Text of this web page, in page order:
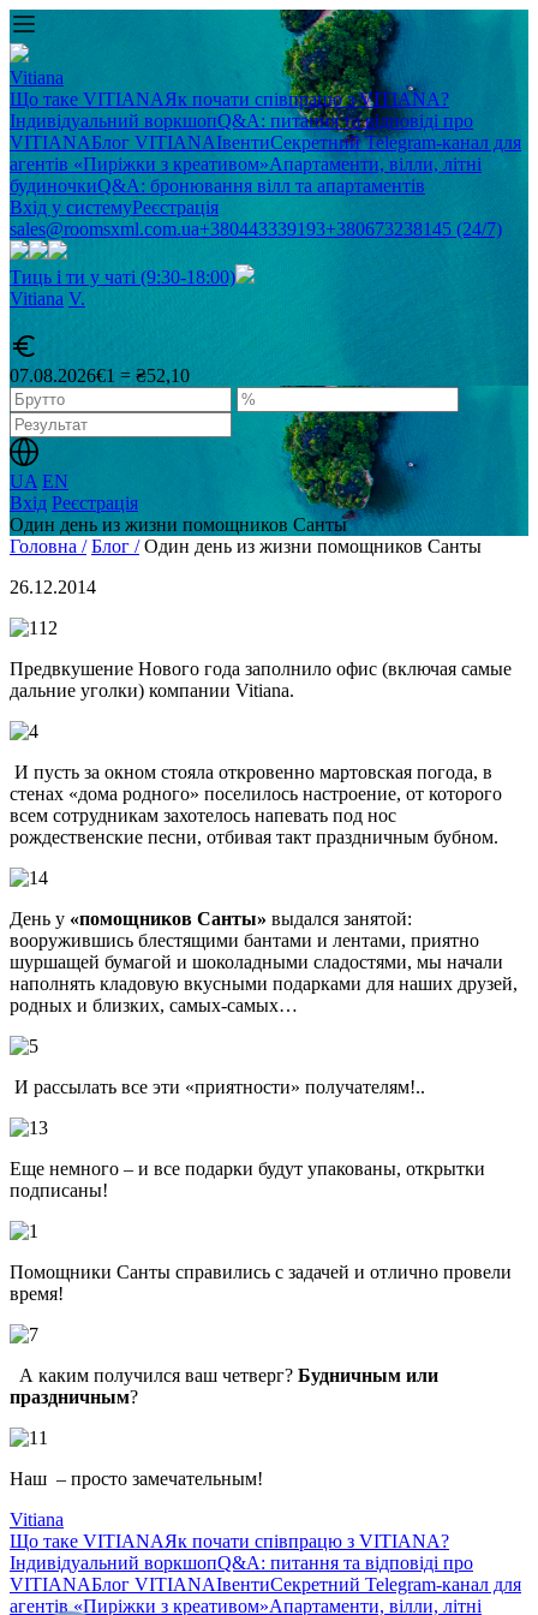
Vitiana
Що таке VITIANAЯк почати співпрацю з VITIANA?
Індивідуальний воркшопQ&A: питання та відповіді про
VITIANAБлог VITIANAІвентиСекретний Telegram-канал для
агентів «Пиріжки з креативом»Апартаменти, вілли, літні
будиночкиQ&A: бронювання вілл та апартаментів
Вхід у системуРеєстрація
sales@roomsxml.com.ua+380443339193+380673238145 (24/7)
Тиць і ти у чаті (9:30-18:00)
Vitiana V.
07.08.2026€1 = ₴52,10
UA EN
Вхід Реєстрація
Один день из жизни помощников Санты
Головна / Блог / Один день из жизни помощников Санты
26.12.2014
Предвкушение Нового года заполнило офис (включая самые
дальние уголки) компании Vitiana.
И пусть за окном стояла откровенно мартовская погода, в
стенах «дома родного» поселилось настроение, от которого
всем сотрудникам захотелось напевать под нос
рождественские песни, отбивая такт праздничным бубном.
День у «помощников Санты» выдался занятой:
вооружившись блестящими бантами и лентами, приятно
шуршащей бумагой и шоколадными сладостями, мы начали
наполнять кладовую вкусными подарками для наших друзей,
родных и близких, самых-самых…
И рассылать все эти «приятности» получателям!..
Еще немного – и все подарки будут упакованы, открытки
подписаны!
Помощники Санты справились с задачей и отлично провели
время!
А каким получился ваш четверг? Будничным или
праздничным?
Наш – просто замечательным!
Vitiana
Що таке VITIANAЯк почати співпрацю з VITIANA?
Індивідуальний воркшопQ&A: питання та відповіді про
VITIANAБлог VITIANAІвентиСекретний Telegram-канал для
агентів «Пиріжки з креативом»Апартаменти, вілли, літні